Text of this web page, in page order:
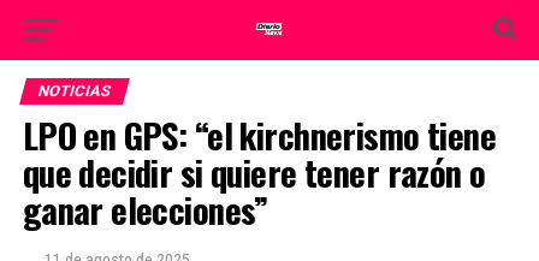
NOTICIAS
LPO en GPS: “el kirchnerismo tiene
que decidir si quiere tener razón o
ganar elecciones”